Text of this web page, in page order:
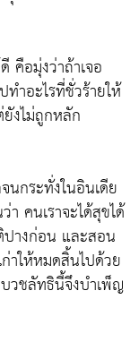
คือมุ่งว่าถ้าเจอ
ำอะไรที่ชั่วร้ายให้
งไม่ถูกหลัก
กระทั่งในอินเดีย
คนเราจะได้สุขได้
ปางก่อน และสอน
าให้หมดสิ้นไปด้วย
วชลัทธินี้จึงบำเพ็ญ